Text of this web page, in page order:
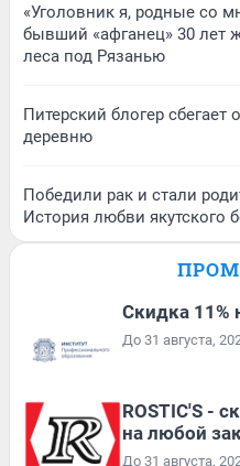
«Уголовник я, родные со
бывший «афганец» 30 лет
леса под Рязанью
Питерский блогер сбегает
деревню
Победили рак и стали
История любви якутского
Скидка 11%
До 31 августа,
ROSTIC'S -
на любой
До 31 августа,